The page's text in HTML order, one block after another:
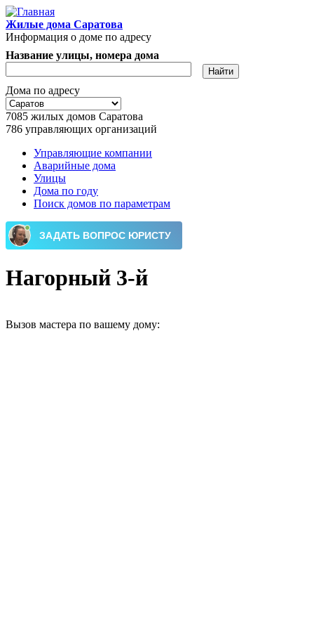
Перейти к основному содержанию
Жилые дома Саратова
Информация о доме по адресу
Название улицы, номера дома
Дома по адресу
7085 жилых домов Саратова
786 управляющих организаций
Главное меню
Управляющие компании
Аварийные дома
Улицы
Дома по году
Поиск домов по параметрам
Нагорный 3-й
Вызов мастера по вашему дому: